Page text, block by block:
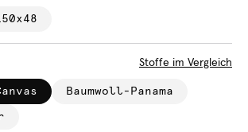
Stoffe im Vergleich
Baumwoll-Panama